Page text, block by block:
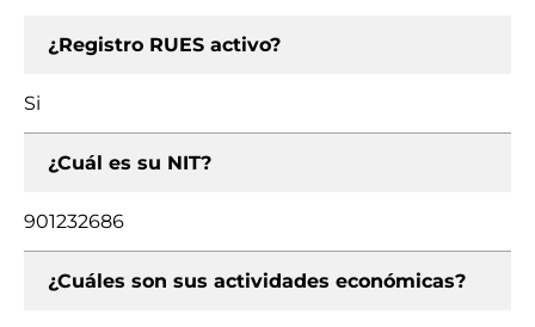
¿Registro RUES activo?
Si
¿Cuál es su NIT?
901232686
¿Cuáles son sus actividades económicas?